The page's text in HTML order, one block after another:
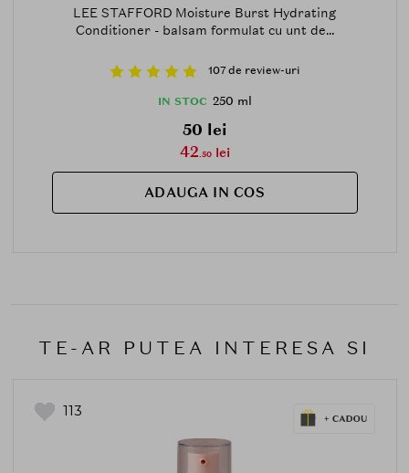
LEE STAFFORD Moisture Burst Hydrating
Conditioner - balsam formulat cu unt de...
107 de review-uri
IN STOC 250 ml
50 lei
42.50lei
ADAUGA IN COS
TE-AR PUTEA INTERESA SI
113